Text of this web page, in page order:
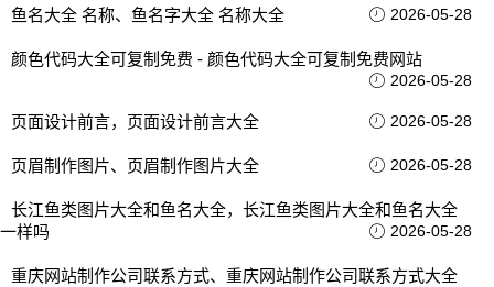
鱼名大全 名称、鱼名字大全 名称大全 2026-05-28
颜色代码大全可复制免费 - 颜色代码大全可复制免费网站
2026-05-28
页面设计前言，页面设计前言大全 2026-05-28
页眉制作图片、页眉制作图片大全 2026-05-28
长江鱼类图片大全和鱼名大全，长江鱼类图片大全和鱼名大全
一样吗
2026-05-28
重庆网站制作公司联系方式、重庆网站制作公司联系方式大全